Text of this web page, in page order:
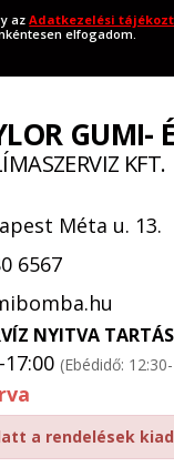
azAdatkezelési
elfogadom.
GUMI-
KFT.
Méta u. 13.
6567
NYITVA TARTÁS
17:00 (Ebédidő:
a rendelések